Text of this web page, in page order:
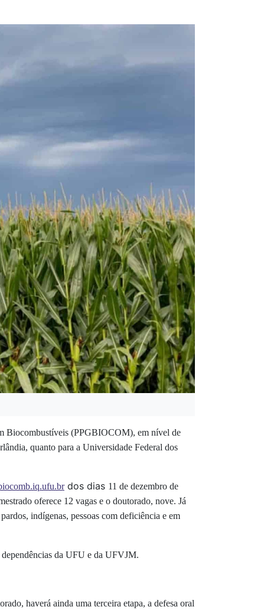
Biocombustíveis (PPGBIOCOM), em nível de
quanto para a Universidade Federal dos
dos dias 11 de dezembro de
oferece 12 vagas e o doutorado, nove. Já
indígenas, pessoas com deficiência e em
da UFU e da UFVJM.
haverá ainda uma terceira etapa, a defesa oral